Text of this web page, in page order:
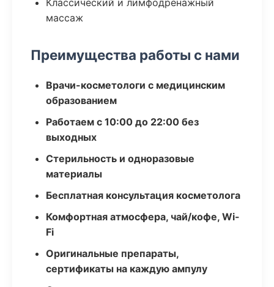
Классический и лимфодренажный
массаж
Преимущества работы с нами
Врачи-косметологи с медицинским
образованием
Работаем с 10:00 до 22:00 без
выходных
Стерильность и одноразовые
материалы
Бесплатная консультация косметолога
Комфортная атмосфера, чай/кофе, Wi-
Fi
Оригинальные препараты,
сертификаты на каждую ампулу